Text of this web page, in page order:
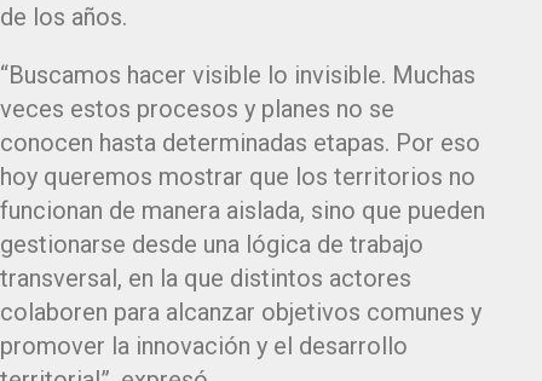
de los años.
“Buscamos hacer visible lo invisible. Muchas
veces estos procesos y planes no se
conocen hasta determinadas etapas. Por eso
hoy queremos mostrar que los territorios no
funcionan de manera aislada, sino que pueden
gestionarse desde una lógica de trabajo
transversal, en la que distintos actores
colaboren para alcanzar objetivos comunes y
promover la innovación y el desarrollo